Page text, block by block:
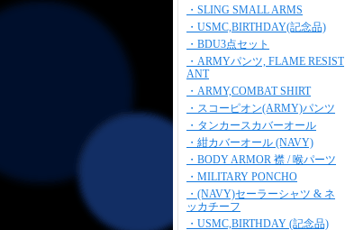
・SLING SMALL ARMS
・USMC,BIRTHDAY(記念品)
・BDU3点セット
・ARMYパンツ, FLAME RESIST
ANT
・ARMY,COMBAT SHIRT
・スコーピオン(ARMY)パンツ
・タンカースカバーオール
・紺カバーオール (NAVY)
・BODY ARMOR 襟 / 喉パーツ
・MILITARY PONCHO
・(NAVY)セーラーシャツ & ネ
ッカチーフ
・USMC,BIRTHDAY (記念品)